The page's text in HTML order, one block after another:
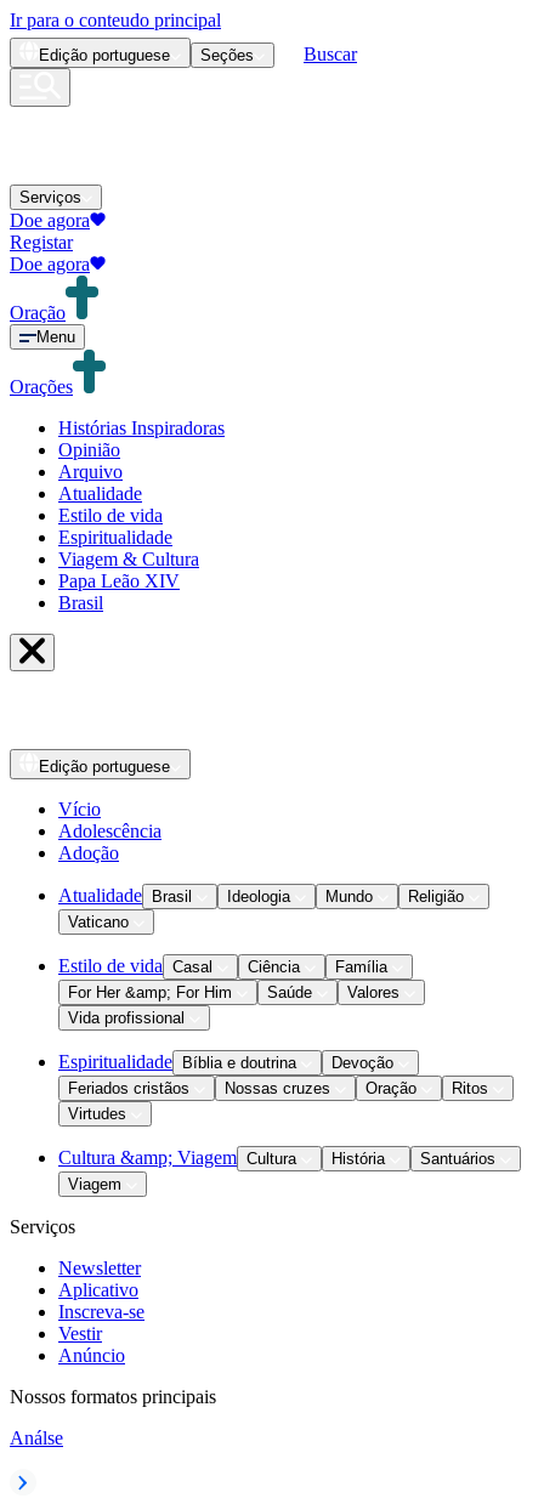
Ir para o conteudo principal
Edição portuguese Seções Buscar
Serviços
Doe agora
Registar
Doe agora
Oração
Menu
Orações
Histórias Inspiradoras
Opinião
Arquivo
Atualidade
Estilo de vida
Espiritualidade
Viagem & Cultura
Papa Leão XIV
Brasil
Edição portuguese
Vício
Adolescência
Adoção
Atualidade Brasil Ideologia Mundo
Religião
Vaticano
Estilo de vida Casal Ciência
Família
For Her &amp; For Him
Saúde
Valores
Vida profissional
Espiritualidade Bíblia e doutrina
Devoção
Feriados cristãos
Nossas cruzes Oração
Ritos
Virtudes
Cultura &amp; Viagem Cultura História
Santuários
Viagem
Serviços
Newsletter
Aplicativo
Inscreva-se
Vestir
Anúncio
Nossos formatos principais
Análse